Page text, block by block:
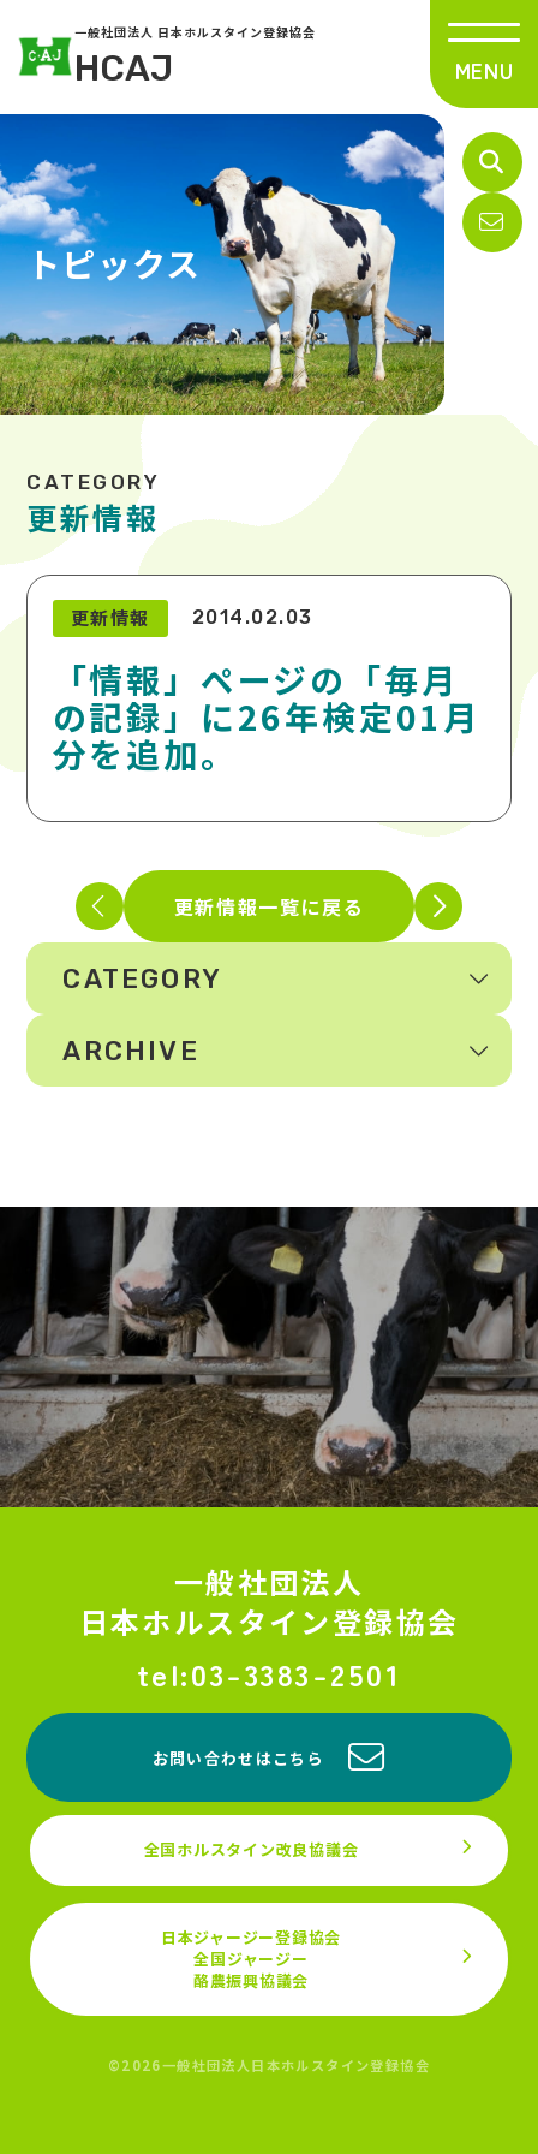
一般社団法人 日本ホルスタイン登録協会
HCAJ
トピックス
更新情報
更新情報 2014.02.03
「情報」ページの「毎月
の記録」に26年検定01月
分を追加。
更新情報一覧に戻る
CATEGORY
ARCHIVE
一般社団法人
日本ホルスタイン登録協会
03-3383-2501
お問い合わせはこちら
全国ホルスタイン改良協議会
日本ジャージー登録協会
全国ジャージー
酪農振興協議会
©2026一般社団法人日本ホルスタイン登録協会